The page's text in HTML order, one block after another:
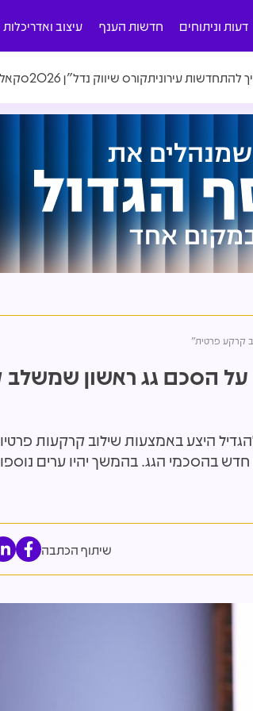
דעות וניתוחים חדשות הענף עיצוב ואדריכלות
להתחדשות עירוניתקורס שיווק נדל"ן 2026
קרקע פרטית"
על הסכם גג ראשון
היצע באמצעות שילוב קרקעות
חדש בהסכמי הגג. בהמשך יהיו ערים
שיתוף הכתבה
הענק
"הסתמכה על כתבה בעיתון":
דרשה 242 מלש"ח מאפריקה